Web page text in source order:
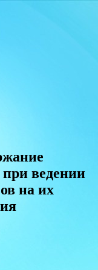
при ведении
на их